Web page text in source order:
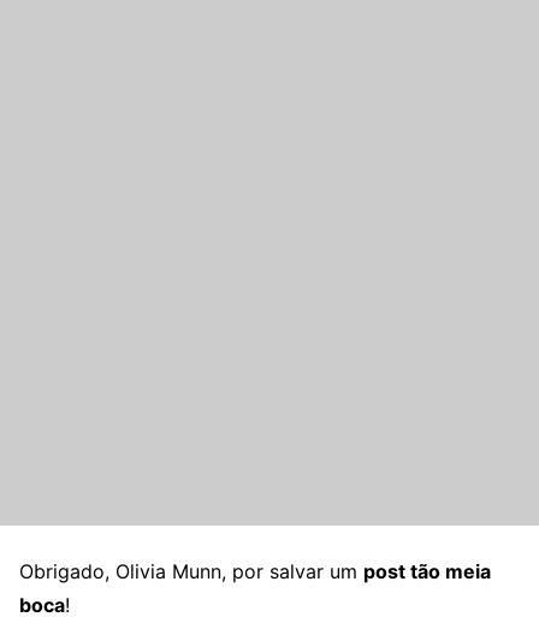
Obrigado, Olivia Munn, por salvar um post tão meia
boca!